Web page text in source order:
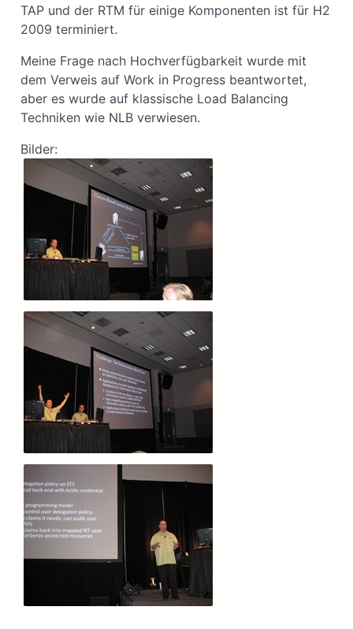
TAP und der RTM für einige Komponenten ist für H2
2009 terminiert.
Meine Frage nach Hochverfügbarkeit wurde mit
dem Verweis auf Work in Progress beantwortet,
aber es wurde auf klassische Load Balancing
Techniken wie NLB verwiesen.
Bilder: